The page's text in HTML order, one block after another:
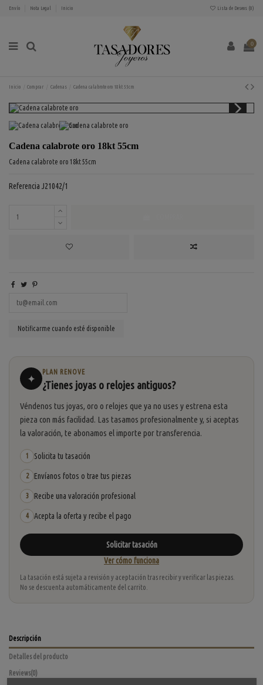
Envío Nota Legal Inicio Lista de Deseos (0)
0
Inicio Comprar Cadenas Cadena calabrote oro 18kt 55cm
Cadena calabrote oro 18kt 55cm
Cadena calabrote oro 18kt 55cm
Referencia J21042/1
✦
PLAN RENOVE
¿Tienes joyas o relojes antiguos?
Véndenos tus joyas, oro o relojes que ya no uses y estrena esta
pieza con más facilidad. Las tasamos profesionalmente y, si aceptas
la valoración, te abonamos el importe por transferencia.
1 Solicita tu tasación
2 Envíanos fotos o trae tus piezas
3 Recibe una valoración profesional
4 Acepta la oferta y recibe el pago
Solicitar tasación
Ver cómo funciona
La tasación está sujeta a revisión y aceptación tras recibir y verificar las piezas.
No se descuenta automáticamente del carrito.
Descripción
Detalles del producto
Reviews(0)